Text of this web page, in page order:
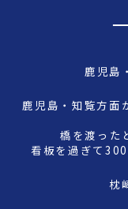
鹿児島
鹿児島・知覧方面
橋を渡った
看板を過ぎて
枕